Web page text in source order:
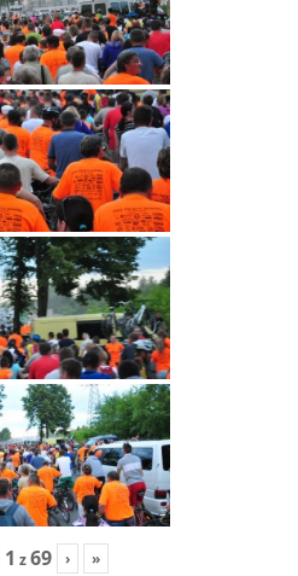
1 z69 › »